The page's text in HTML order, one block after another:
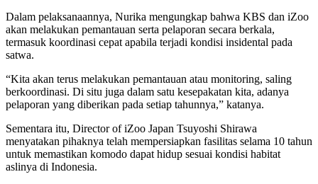
Dalam pelaksanaannya, Nurika mengungkap bahwa KBS dan iZoo
akan melakukan pemantauan serta pelaporan secara berkala,
termasuk koordinasi cepat apabila terjadi kondisi insidental pada
satwa.
“Kita akan terus melakukan pemantauan atau monitoring, saling
berkoordinasi. Di situ juga dalam satu kesepakatan kita, adanya
pelaporan yang diberikan pada setiap tahunnya,” katanya.
Sementara itu, Director of iZoo Japan Tsuyoshi Shirawa
menyatakan pihaknya telah mempersiapkan fasilitas selama 10 tahun
untuk memastikan komodo dapat hidup sesuai kondisi habitat
aslinya di Indonesia.